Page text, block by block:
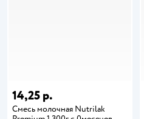
14,25 р.
Смесь молочная Nutrilak